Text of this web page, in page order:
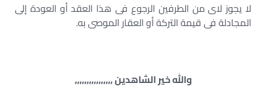
لا يجوز لاى من الطرفين الرجوع فى هذا العقد أو العودة إلى
المجادلة فى قيمة التركة أو العقار الموصى به.
والله خير الشاهدين ,,,,,,,,,,,,,,,,